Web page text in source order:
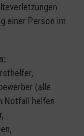
einer Person im
(alle
Notfall helfen